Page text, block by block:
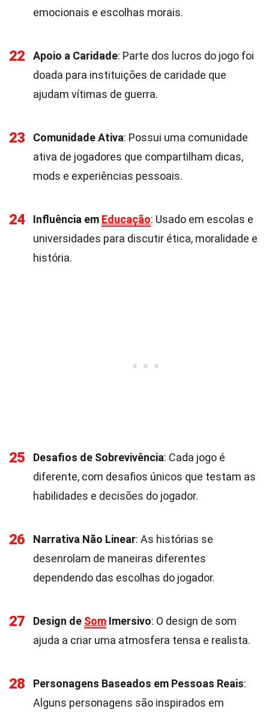
emocionais e escolhas morais.
22 Apoio a Caridade: Parte dos lucros do jogo foi
doada para instituições de caridade que
ajudam vítimas de guerra.
23 Comunidade Ativa: Possui uma comunidade
ativa de jogadores que compartilham dicas,
mods e experiências pessoais.
24 Influência em Educação: Usado em escolas e
universidades para discutir ética, moralidade e
história.
25 Desafios de Sobrevivência: Cada jogo é
diferente, com desafios únicos que testam as
habilidades e decisões do jogador.
26 Narrativa Não Linear: As histórias se
desenrolam de maneiras diferentes
dependendo das escolhas do jogador.
27 Design de Som Imersivo: O design de som
ajuda a criar uma atmosfera tensa e realista.
28 Personagens Baseados em Pessoas Reais:
Alguns personagens são inspirados em